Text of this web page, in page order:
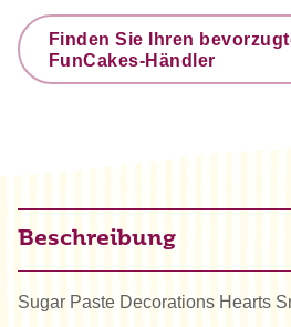
Finden Sie Ihren
FunCakes-Händler
Beschreibung
Sugar Paste Decorations Hearts